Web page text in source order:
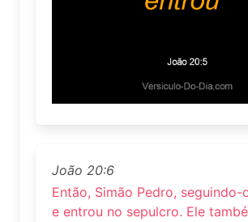
João 20:6
Então, Simão Pedro, seguindo-
e entrou no sepulcro. Ele